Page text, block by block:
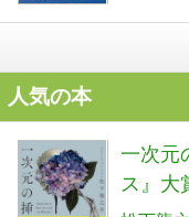
人気の本
一次元
ス』大